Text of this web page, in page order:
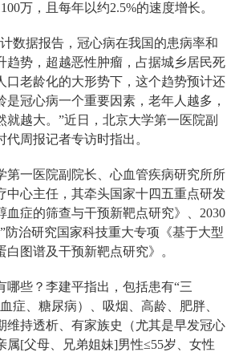
万，且每年以约2.5%的速度增长。
数据报告，冠心病在我国的患病率和
趋势，超越恶性肿瘤，占据城乡居民死
口老龄化的大形势下，这个趋势预计还
是冠心病一个重要因素，老年人越多，
就越大。”近日，北京大学第一医院副
代周报记者专访时指出。
第一医院副院长、心血管疾病研究所所
中心主任，其牵头国家十四五重点研发
血症的筛查与干预新靶点研究》、2030
防治研究国家科技重大专项《基于大型
白图谱及干预新靶点研究》。
哪些？李建平指出，包括患有“三
症、糖尿病）、吸烟、高龄、肥胖、
维持透析、有家族史（尤其是早发冠心
属[父母、兄弟姐妹]男性≤55岁、女性